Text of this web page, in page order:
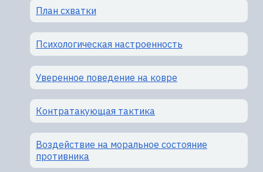
План схватки
Психологическая настроенность
Уверенное поведение на ковре
Контратакующая тактика
Воздействие на моральное состояние
противника